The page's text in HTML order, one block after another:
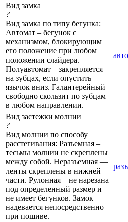
Вид замка
?
Вид замка по типу бегунка:
Автомат – бегунок с
механизмом, блокирующим
его положение при любом
положении слайдера.
Полуавтомат – закрепляется
на зубцах, если опустить
язычок вниз. Галантерейный –
свободно скользит по зубцам
в любом направлении.
Вид застежки молнии
?
Вид молнии по способу
расстегивания: Разъемная –
тесьмы молнии не скреплены
между собой. Неразъемная —
ленты скреплены в нижней
части. Рулонная – не нарезана
под определенный размер и
не имеет бегунков. Замок
надевается непосредственно
при пошиве.